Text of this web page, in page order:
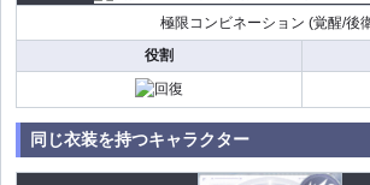
極限コンビネーション (覚醒/後
役割
同じ衣装を持つキャラクター